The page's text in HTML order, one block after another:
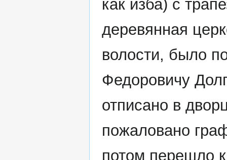
как изба) с
деревянная
волости, было
Федоровичу
отписано в
пожаловано
потом перешло